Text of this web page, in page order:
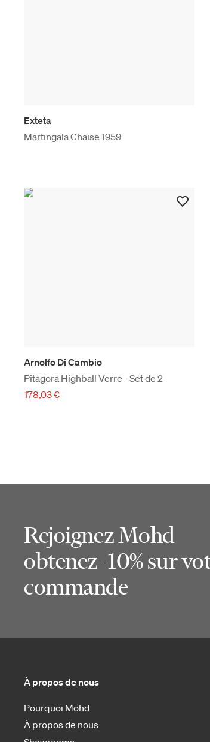
Exteta
Martingala Chaise 1959
Arnolfo Di Cambio
Pitagora Highball Verre - Set de 2
178,03 €
Rejoignez Mohd
obtenez -10% sur
commande
À propos de nous
Pourquoi Mohd
À propos de nous